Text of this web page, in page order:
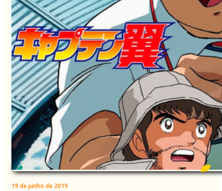
19 de junho de 2019